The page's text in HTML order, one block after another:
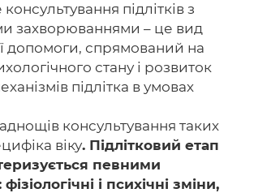
підлітків з
захворюваннями – це вид
допомоги, спрямований на
стану і розвиток
підлітка в умовах
консультування таких
віку. Підлітковий етап
певними
і психічні зміни,
Головна
Авторам
Вхiд